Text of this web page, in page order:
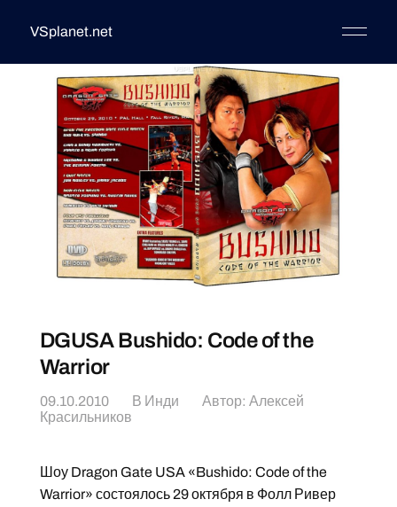
VSplanet.net
DGUSA Bushido: Code of the
Warrior
09.10.2010 В Инди Автор: Алексей
Красильников
Шоу Dragon Gate USA «Bushido: Code of the
Warrior» состоялось 29 октября в Фолл Ривер